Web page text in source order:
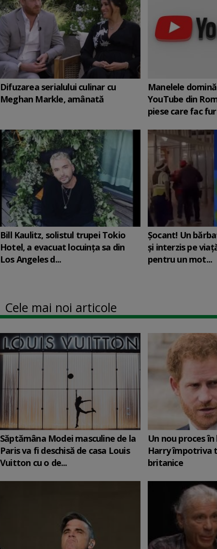
Difuzarea serialului culinar cu
Meghan Markle, amânată
Manelele
YouTube din
piese care fac
Bill Kaulitz, solistul trupei Tokio
Hotel, a evacuat locuinţa sa din
Los Angeles d...
Șocant! Un
și interzis pe
pentru un mot...
Cele mai noi articole
Săptămâna Modei masculine de la
Paris va fi deschisă de casa Louis
Vuitton cu o de...
Un nou proces
Harry împotriva
britanice